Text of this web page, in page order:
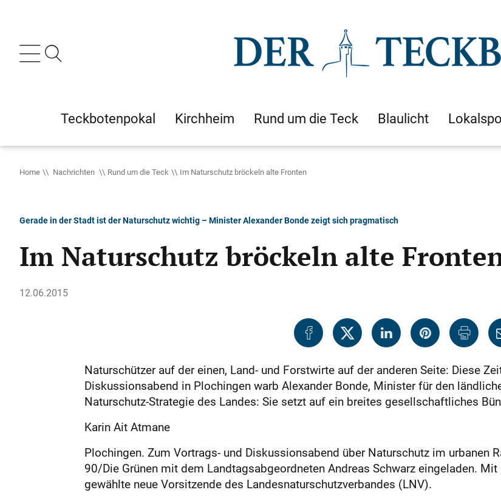
Teckbotenpokal Kirchheim Rund um die Teck Blaulicht
Home Nachrichten Rund um die Teck Im Naturschutz bröckeln alte Fronten
Gerade in der Stadt ist der Naturschutz wichtig – Minister Alexander Bonde zeigt sich pragmatisch
Im Naturschutz bröckeln alte
12.06.2015
Naturschützer auf der einen, Land- und Forstwirte auf der anderen Seite: Diese
Diskussionsabend in Plochingen warb Alexander Bonde, Minister für den
Naturschutz-Strategie des Landes: Sie setzt auf ein breites gesellschaftliches
Karin Ait Atmane
Plochingen. Zum Vortrags- und Diskussionsabend über Naturschutz im urbanen
90/Die Grünen mit dem Landtagsabgeordneten Andreas Schwarz eingeladen.
gewählte neue Vorsitzende des Landesnaturschutzverbandes (LNV).